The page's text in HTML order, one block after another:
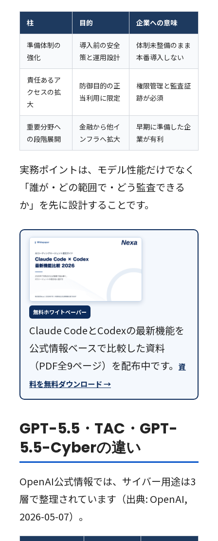
柱 目的 企業への意味
準備体制の
強化
導入前の安全
策と運用設計
体制未整備のまま
本番導入しない
責任あるア
クセスの拡
大
防御目的の正
当利用に限定
権限管理と監査証
跡が必須
重要分野へ
の段階展開
金融から他イ
ンフラへ拡大
早期に準備した企
業が有利
実務ポイントは、モデル性能だけでなく
「誰が・どの範囲で・どう監査できる
か」を先に設計することです。
無料ホワイトペーパー
Claude CodeとCodexの最新機能を
公式情報ベースで比較した資料
（PDF全9ページ）を配布中です。 資
料を無料ダウンロード →
GPT-5.5・TAC・GPT-
5.5-Cyberの違い
OpenAI公式情報では、サイバー用途は3
層で整理されています（出典: OpenAI,
2026-05-07）。